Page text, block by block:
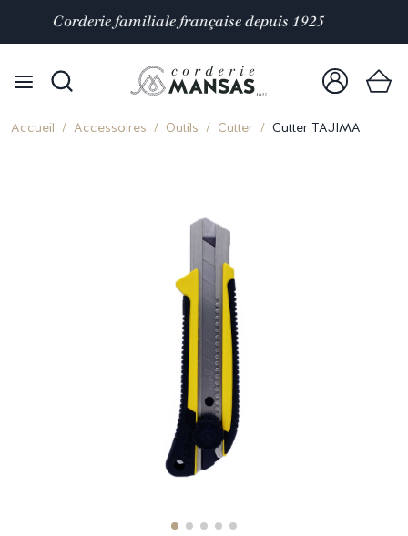
4,9/5 sur plus de10 000 avis clients
Accueil Accessoires Outils Cutter Cutter TAJIMA